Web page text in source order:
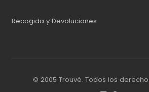
Recogida y Devoluciones
© 2005 Trouvé. Todos los